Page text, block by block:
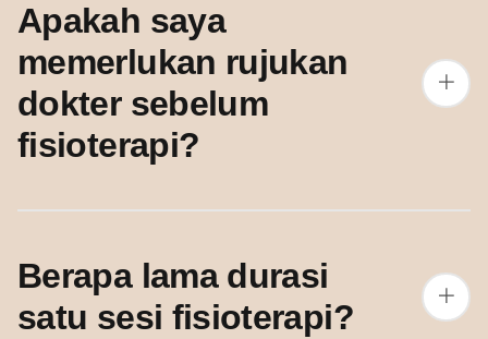
Apakah saya
memerlukan rujukan
dokter sebelum
fisioterapi?
Berapa lama durasi
satu sesi fisioterapi?